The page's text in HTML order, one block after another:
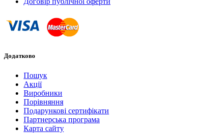
Додатково
Пошук
Акції
Виробники
Порівняння
Подарункові сертифікати
Партнерська програма
Карта сайту